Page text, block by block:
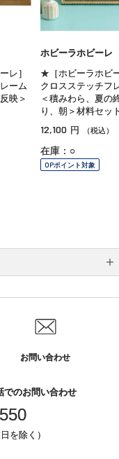
レ］
ーム
映＞
ホビーラホビーレ
★［ホビーラホビ
クロスステッチフ
＜積みわら、夏の
り、朝＞材料セッ
12,100 円 （税込）
在庫：○
OPポイント対象
お問い合わせ
でのお問い合わせ
を除く）